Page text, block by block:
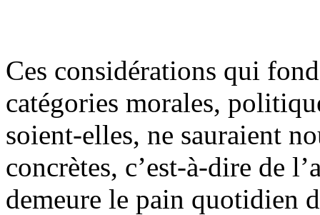
Ces considérations qui
catégories morales,
soient-elles, ne sauraient
concrètes, c’est-à-dire de
demeure le pain quotidien